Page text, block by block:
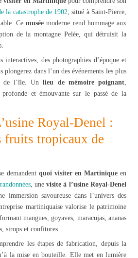
la catastrophe de 1902 , situé à Saint-Pierre,
Cemusée moderne rend hommage aux
de la montagne Pelée, qui détruisit la
interactives, des photographies d’époque et
plongerez dans l’un des événements les plus
de l’île. Unlieu de mémoire poignant,
et émouvante sur le passé de la
Royal-Denel :
fruits tropicaux de
demandent quoi visiter en Martiniqueen
randonnées, unevisite à l’usine Royal-Denel
immersion savoureuse dans l’univers des
martiniquaise valorise le patrimoine
mangues, goyaves, maracujas, ananas
sirops et confitures.
les étapes de fabrication, depuis la
la mise en bouteille. Elle met en lumière